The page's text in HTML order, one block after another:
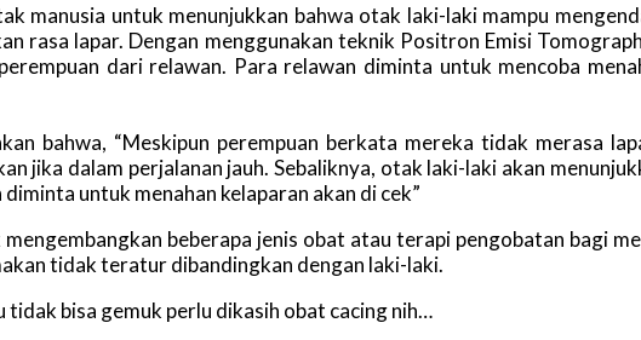
manusia untuk menunjukkan bahwa otak laki-laki mampu
rasa lapar. Dengan menggunakan teknik Positron Emisi
dari relawan. Para relawan diminta untuk mencoba
bahwa, “Meskipun perempuan berkata mereka tidak merasa
jika dalam perjalanan jauh. Sebaliknya, otak laki-laki akan
untuk menahan kelaparan akan di cek”
beberapa jenis obat atau terapi pengobatan bagi
tidak teratur dibandingkan dengan laki-laki.
bisa gemuk perlu dikasih obat cacing nih…